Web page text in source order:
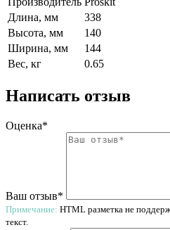
Длина, мм
338
Высота, мм
140
Ширина, мм
144
Вес, кг
0.65
Написать отзыв
Оценка*
Ваш отзыв*
Примечание: HTML разметка не
текст.